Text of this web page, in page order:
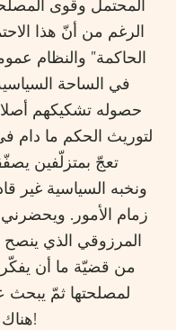
المحتمل وقوى
الرغم من أنّ هذا
الحاكمة” والنظام
في الساحة
حصوله تشكيكهم
لتوريث الحكم ما دام
تعجّ بمتزلّفين
ونخبه السياسية غير
زمام الأمور.
المرزوقي الذي
من قضيّة ما أن يفكّر
لمصلحتها ثمّ يبحث
هناك غالبا الموقف الذي سيتم اعتماده!